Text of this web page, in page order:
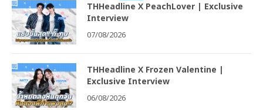
THHeadline X PeachLover | Exclusive
Interview
07/08/2026
THHeadline X Frozen Valentine |
Exclusive Interview
06/08/2026